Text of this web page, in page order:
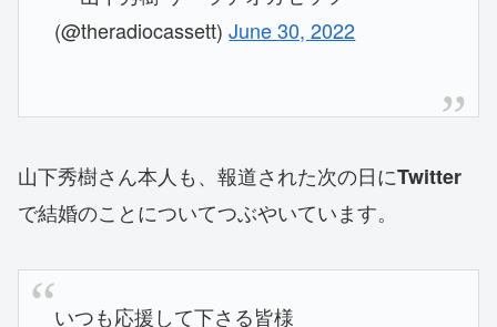
(@theradiocassett)June 30, 2022
山下秀樹さん本人も、報道された次の日にTwitter
で結婚のことについてつぶやいています。
いつも応援して下さる皆様